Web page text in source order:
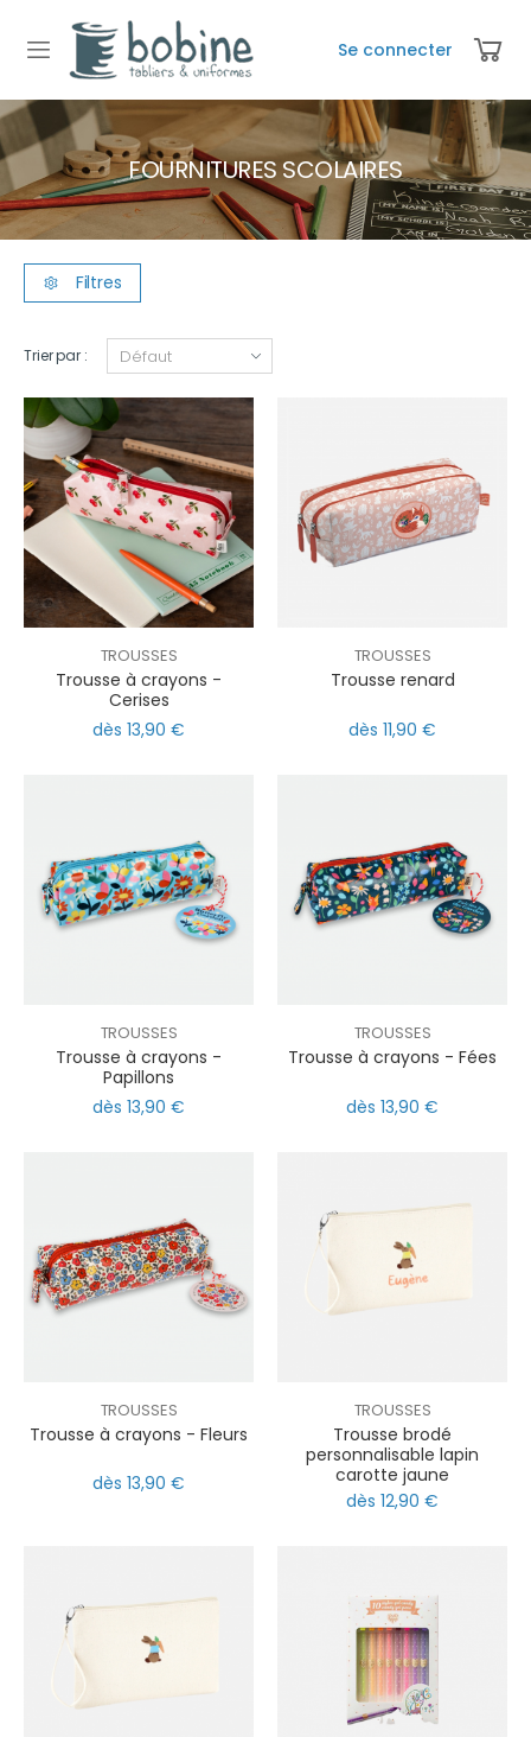
Se connecter
FOURNITURES SCOLAIRES
Filtres
Trier par :
TROUSSES
Trousse à crayons -
Cerises
dès 13,90 €
TROUSSES
Trousse renard
dès 11,90 €
TROUSSES
Trousse à crayons -
Papillons
dès 13,90 €
TROUSSES
Trousse à crayons - Fées
dès 13,90 €
TROUSSES
Trousse à crayons - Fleurs
dès 13,90 €
TROUSSES
Trousse brodé
personnalisable lapin
carotte jaune
dès 12,90 €